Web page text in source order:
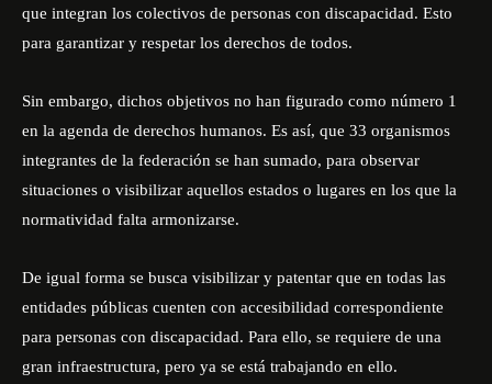
que integran los colectivos de personas con discapacidad. Esto
para garantizar y respetar los derechos de todos.
Sin embargo, dichos objetivos no han figurado como número 1
en la agenda de derechos humanos. Es así, que 33 organismos
integrantes de la federación se han sumado, para observar
situaciones o visibilizar aquellos estados o lugares en los que la
normatividad falta armonizarse.
De igual forma se busca visibilizar y patentar que en todas las
entidades públicas cuenten con accesibilidad correspondiente
para personas con discapacidad. Para ello, se requiere de una
gran infraestructura, pero ya se está trabajando en ello.